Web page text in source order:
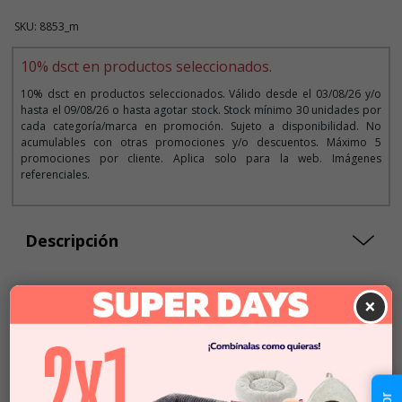
SKU: 8853_m
10% dsct en productos seleccionados.
10% dsct en productos seleccionados. Válido desde el 03/08/26 y/o
hasta el 09/08/26 o hasta agotar stock. Stock mínimo 30 unidades por
cada categoría/marca en promoción. Sujeto a disponibilidad. No
acumulables con otras promociones y/o descuentos. Máximo 5
promociones por cliente. Aplica solo para la web. Imágenes
referenciales.
Descripción
Seleccionar Formato
Talla S
$18.990 $17.091
Talla M
$18.990
$17.091
×